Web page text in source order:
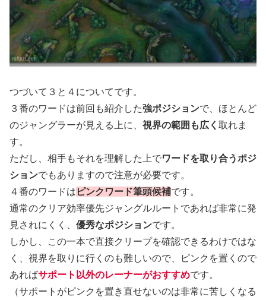
つづいて３と４についてです。
３番のワードは前回も紹介した強ポジションで、ほとんど
のジャングラーが見える上に、 視界の範囲も広く 取れま
す。
ただし、相手もそれを理解した上でワードを取り合うポジ
ションでもありますので注意が必要です。
４番のワードは ピンクワード筆頭候補です。
通常のクリア効率優先ジャングルルートであれば非常に発
見されにくく、 優秀なポジションです。
しかし、この一本で直接クリープを確認できるわけではな
く、視界を取りに行くのも難しいので、ピンクを置くので
あればサポート以外のレーナーがおすすめです。
（サポートがピンクを置き直せないのは非常に苦しくなる